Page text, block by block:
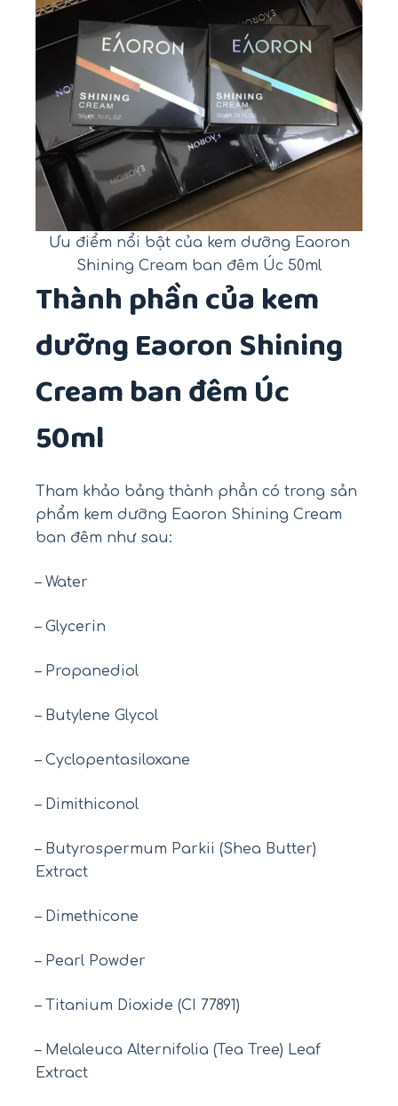
Ưu điểm nổi bật của kem dưỡng Eaoron
Shining Cream ban đêm Úc 50ml
Thành phần của kem
dưỡng Eaoron Shining
Cream ban đêm Úc
50ml
Tham khảo bảng thành phần có trong sản
phẩm kem dưỡng Eaoron Shining Cream
ban đêm như sau:
– Water
– Glycerin
– Propanediol
– Butylene Glycol
– Cyclopentasiloxane
– Dimithiconol
– Butyrospermum Parkii (Shea Butter)
Extract
– Dimethicone
– Pearl Powder
– Titanium Dioxide (CI 77891)
– Melaleuca Alternifolia (Tea Tree) Leaf
Extract